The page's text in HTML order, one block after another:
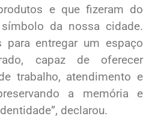
e que fizeram do
da nossa cidade.
para entregar um espaço
capaz de oferecer
trabalho, atendimento e
a memória e
declarou.